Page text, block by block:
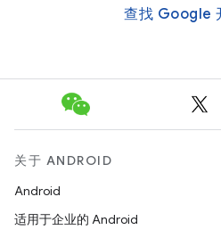
查找 Google
关于 ANDROID
Android
适用于企业的 Android